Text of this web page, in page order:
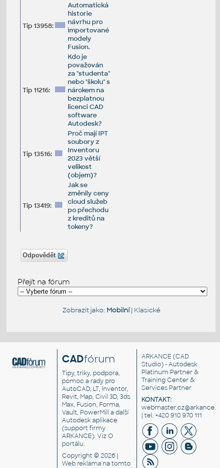
Tip 13958:
Automatická
historie
návrhu pro
importované
modely
Fusion.
Tip 11216:
Kdo je
považován
za "studenta"
nebo "školu" s
nárokem na
bezplatnou
licenci CAD
software
Autodesk?
Tip 13516:
Proč mají IPT
soubory z
Inventoru
2023 větší
velikost
(objem)?
Tip 13419:
Jak se
změnily ceny
cloud služeb
po přechodu
z kreditů na
tokeny?
Odpovědět
Přejít na fórum
Zobrazit jako: Mobilní| Klasické
CADfórum
Tipy, triky, podpora,
pomoc a rady pro
AutoCAD, LT, Inventor,
Revit, Map, Civil 3D, 3ds
Max, Fusion, Forma,
Vault, PowerMill a další
Autodesk aplikace
(support firmy
ARKANCE). VizO
portálu.
Copyright © 2026 |
Web reklama na tomto
ARKANCE (CAD
Studio) - Autodesk
Platinum Partner &
Training Center &
Services Partner
KONTAKT:
| tel. +420 910 970 111